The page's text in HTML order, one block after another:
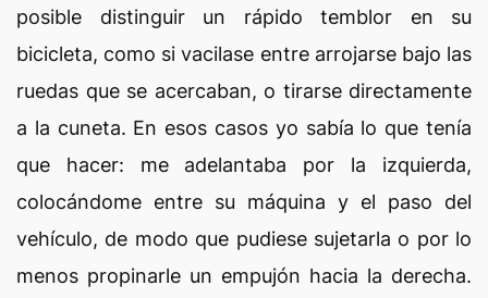
posible distinguir un rápido temblor en su
bicicleta, como si vacilase entre arrojarse bajo las
ruedas que se acercaban, o tirarse directamente
a la cuneta. En esos casos yo sabía lo que tenía
que hacer: me adelantaba por la izquierda,
colocándome entre su máquina y el paso del
vehículo, de modo que pudiese sujetarla o por lo
menos propinarle un empujón hacia la derecha.